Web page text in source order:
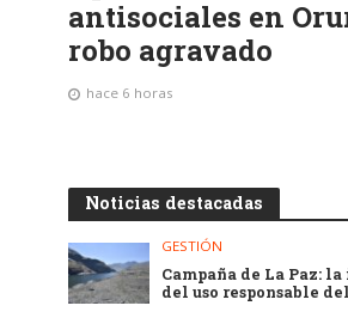
antisociales en
robo agravado
hace 6 horas
Noticias destacadas
GESTIÓN
Campaña de La Paz:
del uso responsable